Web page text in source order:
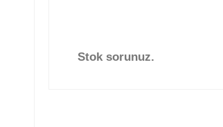
Stok sorunuz.